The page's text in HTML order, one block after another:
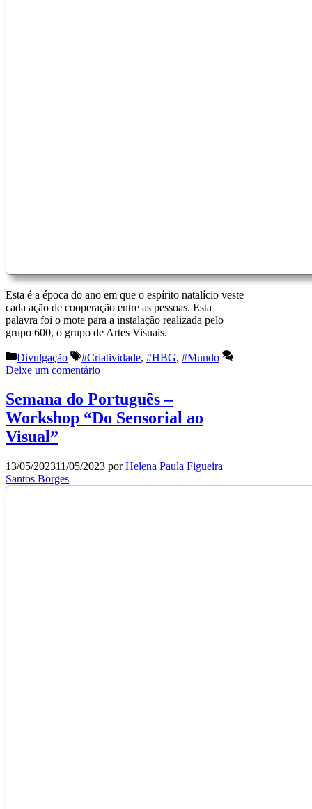
Esta é a época do ano em que o espírito natalício veste
cada ação de cooperação entre as pessoas. Esta
palavra foi o mote para a instalação realizada pelo
grupo 600, o grupo de Artes Visuais.
Categorias
Divulgação Etiquetas
#Criatividade, #HBG, #Mundo
Deixe um comentário
Semana do Português –
Workshop “Do Sensorial ao
Visual”
13/05/202311/05/2023 porHelena Paula Figueira
Santos Borges